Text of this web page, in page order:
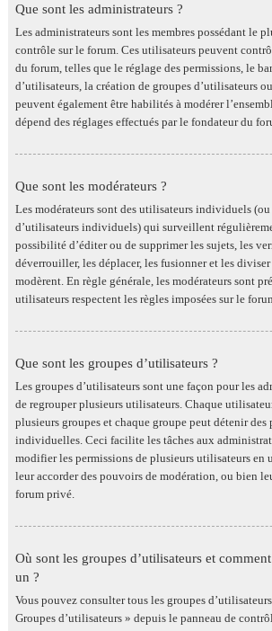
Que sont les administrateurs ?
Les administrateurs sont les membres possédant le
contrôle sur le forum. Ces utilisateurs peuvent
du forum, telles que le réglage des permissions, le
d’utilisateurs, la création de groupes d’utilisateurs
peuvent également être habilités à modérer
dépend des réglages effectués par le fondateur du
Que sont les modérateurs ?
Les modérateurs sont des utilisateurs individuels (ou
d’utilisateurs individuels) qui surveillent
possibilité d’éditer ou de supprimer les sujets, les
déverrouiller, les déplacer, les fusionner et les
modèrent. En règle générale, les modérateurs sont
utilisateurs respectent les règles imposées sur le
Que sont les groupes d’utilisateurs ?
Les groupes d’utilisateurs sont une façon pour les
de regrouper plusieurs utilisateurs. Chaque
plusieurs groupes et chaque groupe peut détenir des
individuelles. Ceci facilite les tâches aux
modifier les permissions de plusieurs utilisateurs en
leur accorder des pouvoirs de modération, ou bien
forum privé.
Où sont les groupes d’utilisateurs et
un ?
Vous pouvez consulter tous les groupes
Groupes d’utilisateurs » depuis le panneau de